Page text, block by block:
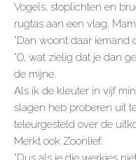
Vogels, stoplichten en
rugtas aan een vlag,
“Dan woont daar iemand
“O, wat zielig dat je dan
de mijne.
Als ik de kleuter in vijf
slagen heb proberen uit
teleurgesteld over de
Merkt ook Zoonlief.